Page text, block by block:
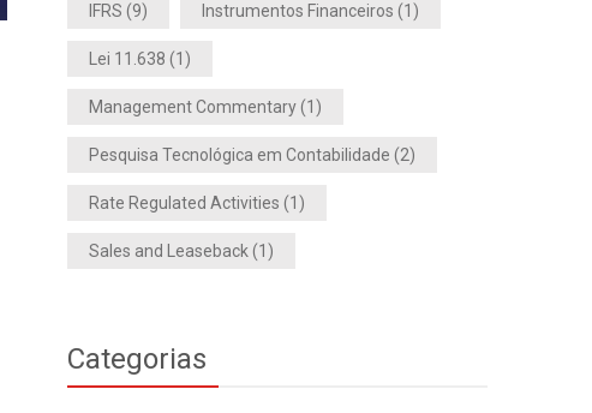
IFRS (9) Instrumentos Financeiros (1)
Lei 11.638 (1)
Management Commentary(1)
Pesquisa Tecnológica em Contabilidade (2)
Rate Regulated Activities (1)
Sales and Leaseback (1)
Categorias